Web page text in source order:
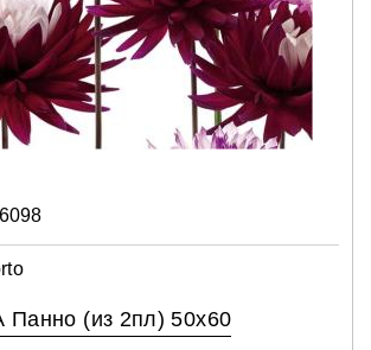
Панно (из 2пл) 50х60